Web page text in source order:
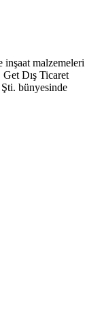
malzemeleri
Dış Ticaret
bünyesinde